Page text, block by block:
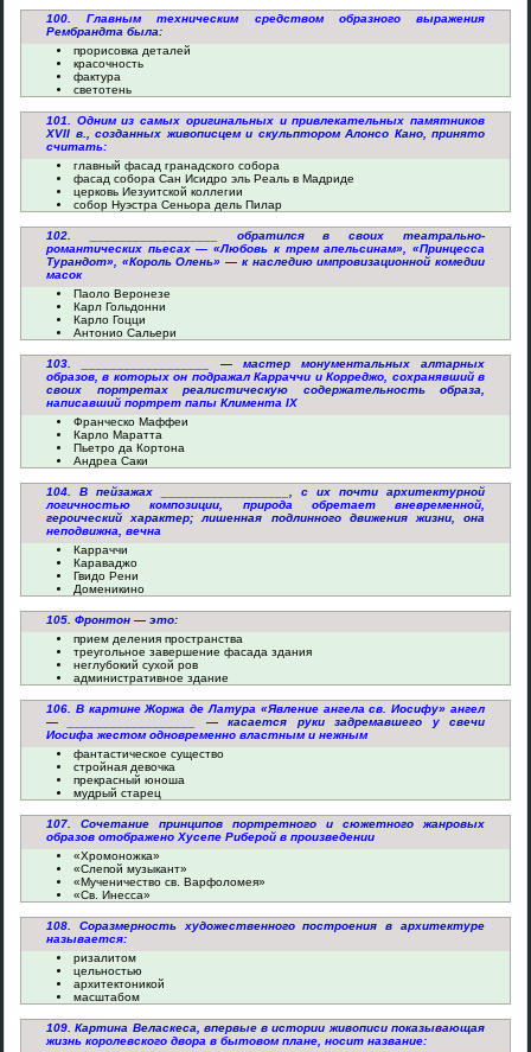
100. Главным техническим средством образного выражения
Рембрандта была:
прорисовка деталей
красочность
фактура
светотень
101. Одним из самых оригинальных и привлекательных памятников
XVII в., созданных живописцем и скульптором Алонсо Кано, принято
считать:
главный фасад гранадского собора
фасад собора Сан Исидро эль Реаль в Мадриде
церковь Иезуитской коллегии
собор Нуэстра Сеньора дель Пилар
102. __________________ обратился в своих театрально-
романтических пьесах — «Любовь к трем апельсинам», «Принцесса
Турандот», «Король Олень» — к наследию импровизационной комедии
масок
Паоло Веронезе
Карл Гольдонни
Карло Гоцци
Антонио Сальери
103. __________________ — мастер монументальных алтарных
образов, в которых он подражал Карраччи и Корреджо, сохранявший в
своих портретах реалистическую содержательность образа,
написавший портрет папы Климента IX
Франческо Маффеи
Карло Маратта
Пьетро да Кортона
Андреа Саки
104. В пейзажах __________________, с их почти архитектурной
логичностью композиции, природа обретает вневременной,
героический характер; лишенная подлинного движения жизни, она
неподвижна, вечна
Карраччи
Караваджо
Гвидо Рени
Доменикино
105. Фронтон — это:
прием деления пространства
треугольное завершение фасада здания
неглубокий сухой ров
административное здание
106. В картине Жоржа де Латура «Явление ангела св. Иосифу» ангел
— __________________ — касается руки задремавшего у свечи
Иосифа жестом одновременно властным и нежным
фантастическое существо
стройная девочка
прекрасный юноша
мудрый старец
107. Сочетание принципов портретного и сюжетного жанровых
образов отображено Хусепе Риберой в произведении
«Хромоножка»
«Слепой музыкант»
«Мученичество св. Варфоломея»
«Св. Инесса»
108. Соразмерность художественного построения в архитектуре
называется:
ризалитом
цельностью
архитектоникой
масштабом
109. Картина Веласкеса, впервые в истории живописи показывающая
жизнь королевского двора в бытовом плане, носит название: